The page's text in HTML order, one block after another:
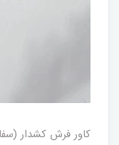
کاور فرش کشدار